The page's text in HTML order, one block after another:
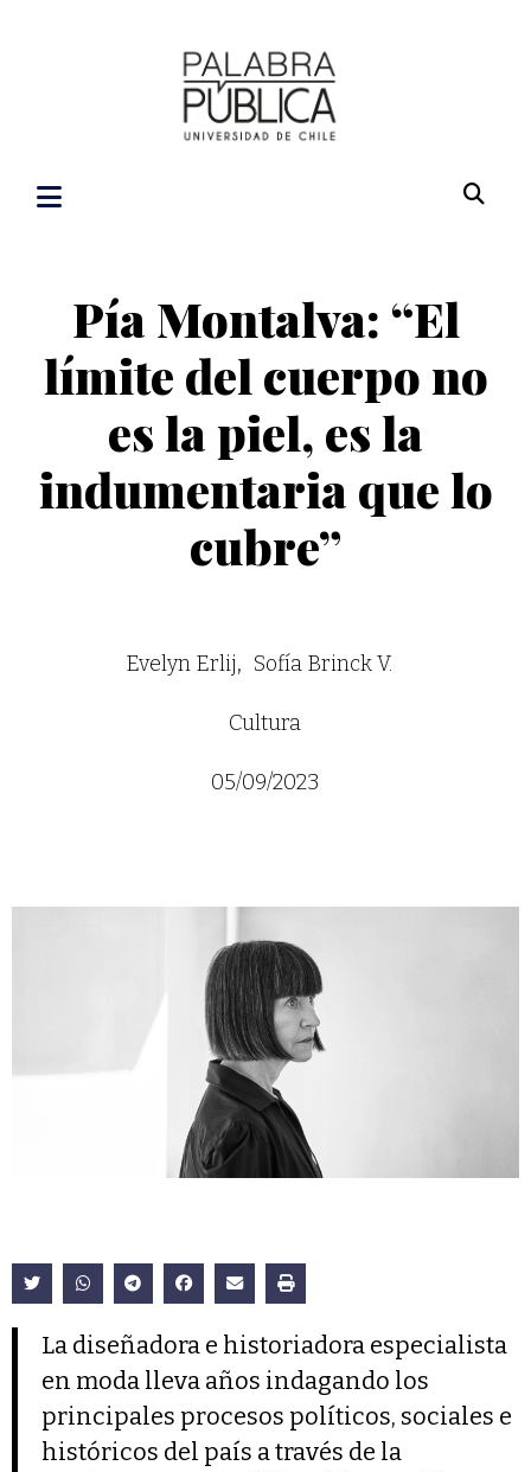
Pía Montalva: “El
límite del cuerpo no
es la piel, es la
indumentaria que lo
cubre”
Evelyn Erlij Sofía Brinck V.
Cultura
05/09/2023
La diseñadora e historiadora especialista
en moda lleva años indagando los
principales procesos políticos, sociales e
históricos del país a través de la